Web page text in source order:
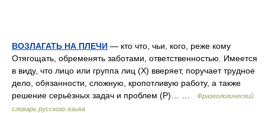
ВОЗЛАГАТЬ НА ПЛЕЧИ — кто что, чьи, кого, реже кому
Отягощать, обременять заботами, ответственностью. Имеется
в виду, что лицо или группа лиц (X) вверяет, поручает трудное
дело, обязанности, сложную, кропотливую работу, а также
решение серьёзных задач и проблем (Р)… …
Фразеологический
словарь русского языка